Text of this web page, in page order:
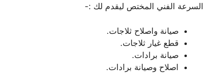
السرعة الفني المختص ليقدم لك :-
صيانة واصلاح ثلاجات.
قطع غيار ثلاجات.
صيانة برادات.
اصلاح وصيانة برادات.